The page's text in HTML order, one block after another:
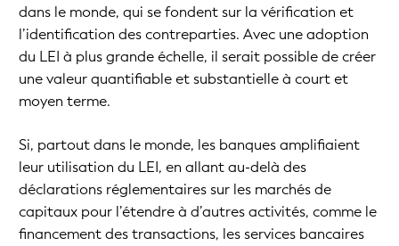
dans le monde, qui se fondent sur la vérification et
l’identification des contreparties. Avec une adoption
du LEI à plus grande échelle, il serait possible de créer
une valeur quantifiable et substantielle à court et
moyen terme.
Si, partout dans le monde, les banques amplifiaient
leur utilisation du LEI, en allant au-delà des
déclarations réglementaires sur les marchés de
capitaux pour l’étendre à d’autres activités, comme le
financement des transactions, les services bancaires